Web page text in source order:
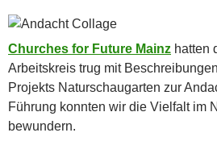
Churches for Future Mainz hatten
Arbeitskreis trug mit
Projekts Naturschaugarten zur
Führung konnten wir die Vielfalt im
bewundern.